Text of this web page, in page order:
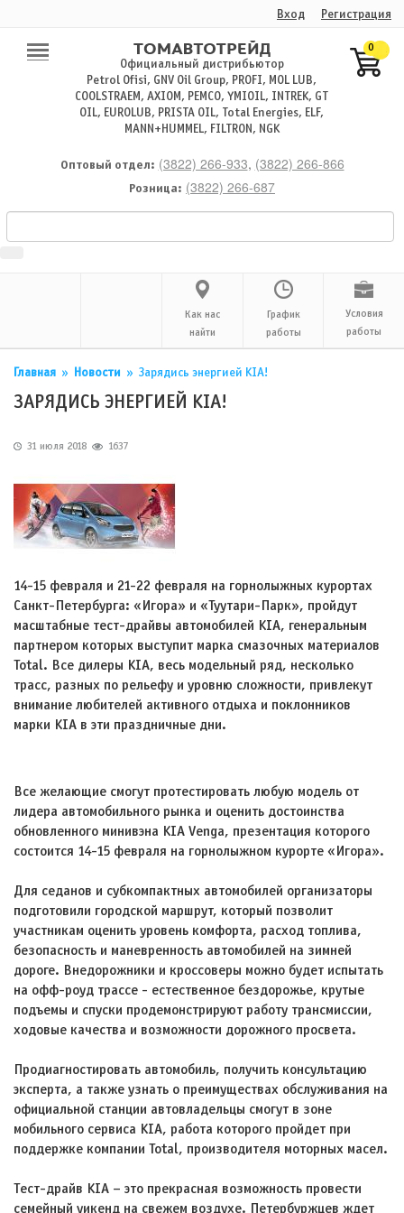
Вход Регистрация
Официальный дистрибьютор
Petrol Ofisi, GNV Oil Group, PROFI, MOL LUB,
COOLSTRAEM, AXIOM, PEMCO, YMIOIL, INTREK, GT
OIL, EUROLUB, PRISTA OIL, Total Energies, ELF,
MANN+HUMMEL, FILTRON, NGK
0
Оптовый отдел: (3822) 266-933, (3822) 266-866
Розница: (3822) 266-687
Как нас
найти
График
работы
Условия
работы
Главная » Новости » Зарядись энергией KIA!
ЗАРЯДИСЬ ЭНЕРГИЕЙ KIA!
31 июля 2018 1637
14-15 февраля и 21-22 февраля на горнолыжных курортах
Санкт-Петербурга: «Игора» и «Туутари-Парк», пройдут
масштабные тест-драйвы автомобилей KIA, генеральным
партнером которых выступит марка смазочных материалов
Total. Все дилеры KIA, весь модельный ряд, несколько
трасс, разных по рельефу и уровню сложности, привлекут
внимание любителей активного отдыха и поклонников
марки KIA в эти праздничные дни.
Все желающие смогут протестировать любую модель от
лидера автомобильного рынка и оценить достоинства
обновленного минивэна KIA Venga, презентация которого
состоится 14-15 февраля на горнолыжном курорте «Игора».
Для седанов и субкомпактных автомобилей организаторы
подготовили городской маршрут, который позволит
участникам оценить уровень комфорта, расход топлива,
безопасность и маневренность автомобилей на зимней
дороге. Внедорожники и кроссоверы можно будет испытать
на офф-роуд трассе - естественное бездорожье, крутые
подъемы и спуски продемонстрируют работу трансмиссии,
ходовые качества и возможности дорожного просвета.
Продиагностировать автомобиль, получить консультацию
эксперта, а также узнать о преимуществах обслуживания на
официальной станции автовладельцы смогут в зоне
мобильного сервиса KIA, работа которого пройдет при
поддержке компании Total, производителя моторных масел.
Тест-драйв KIA – это прекрасная возможность провести
семейный уикенд на свежем воздухе. Петербуржцев ждет